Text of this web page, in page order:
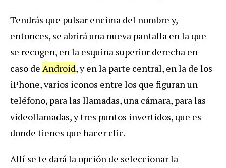
Tendrás que pulsar encima del nombre y,
entonces, se abrirá una nueva pantalla en la que
se recogen, en la esquina superior derecha en
caso de Android, y en la parte central, en la de los
iPhone, varios iconos entre los que figuran un
teléfono, para las llamadas, una cámara, para las
videollamadas, y tres puntos invertidos, que es
donde tienes que hacer clic.
Allí se te dará la opción de seleccionar la